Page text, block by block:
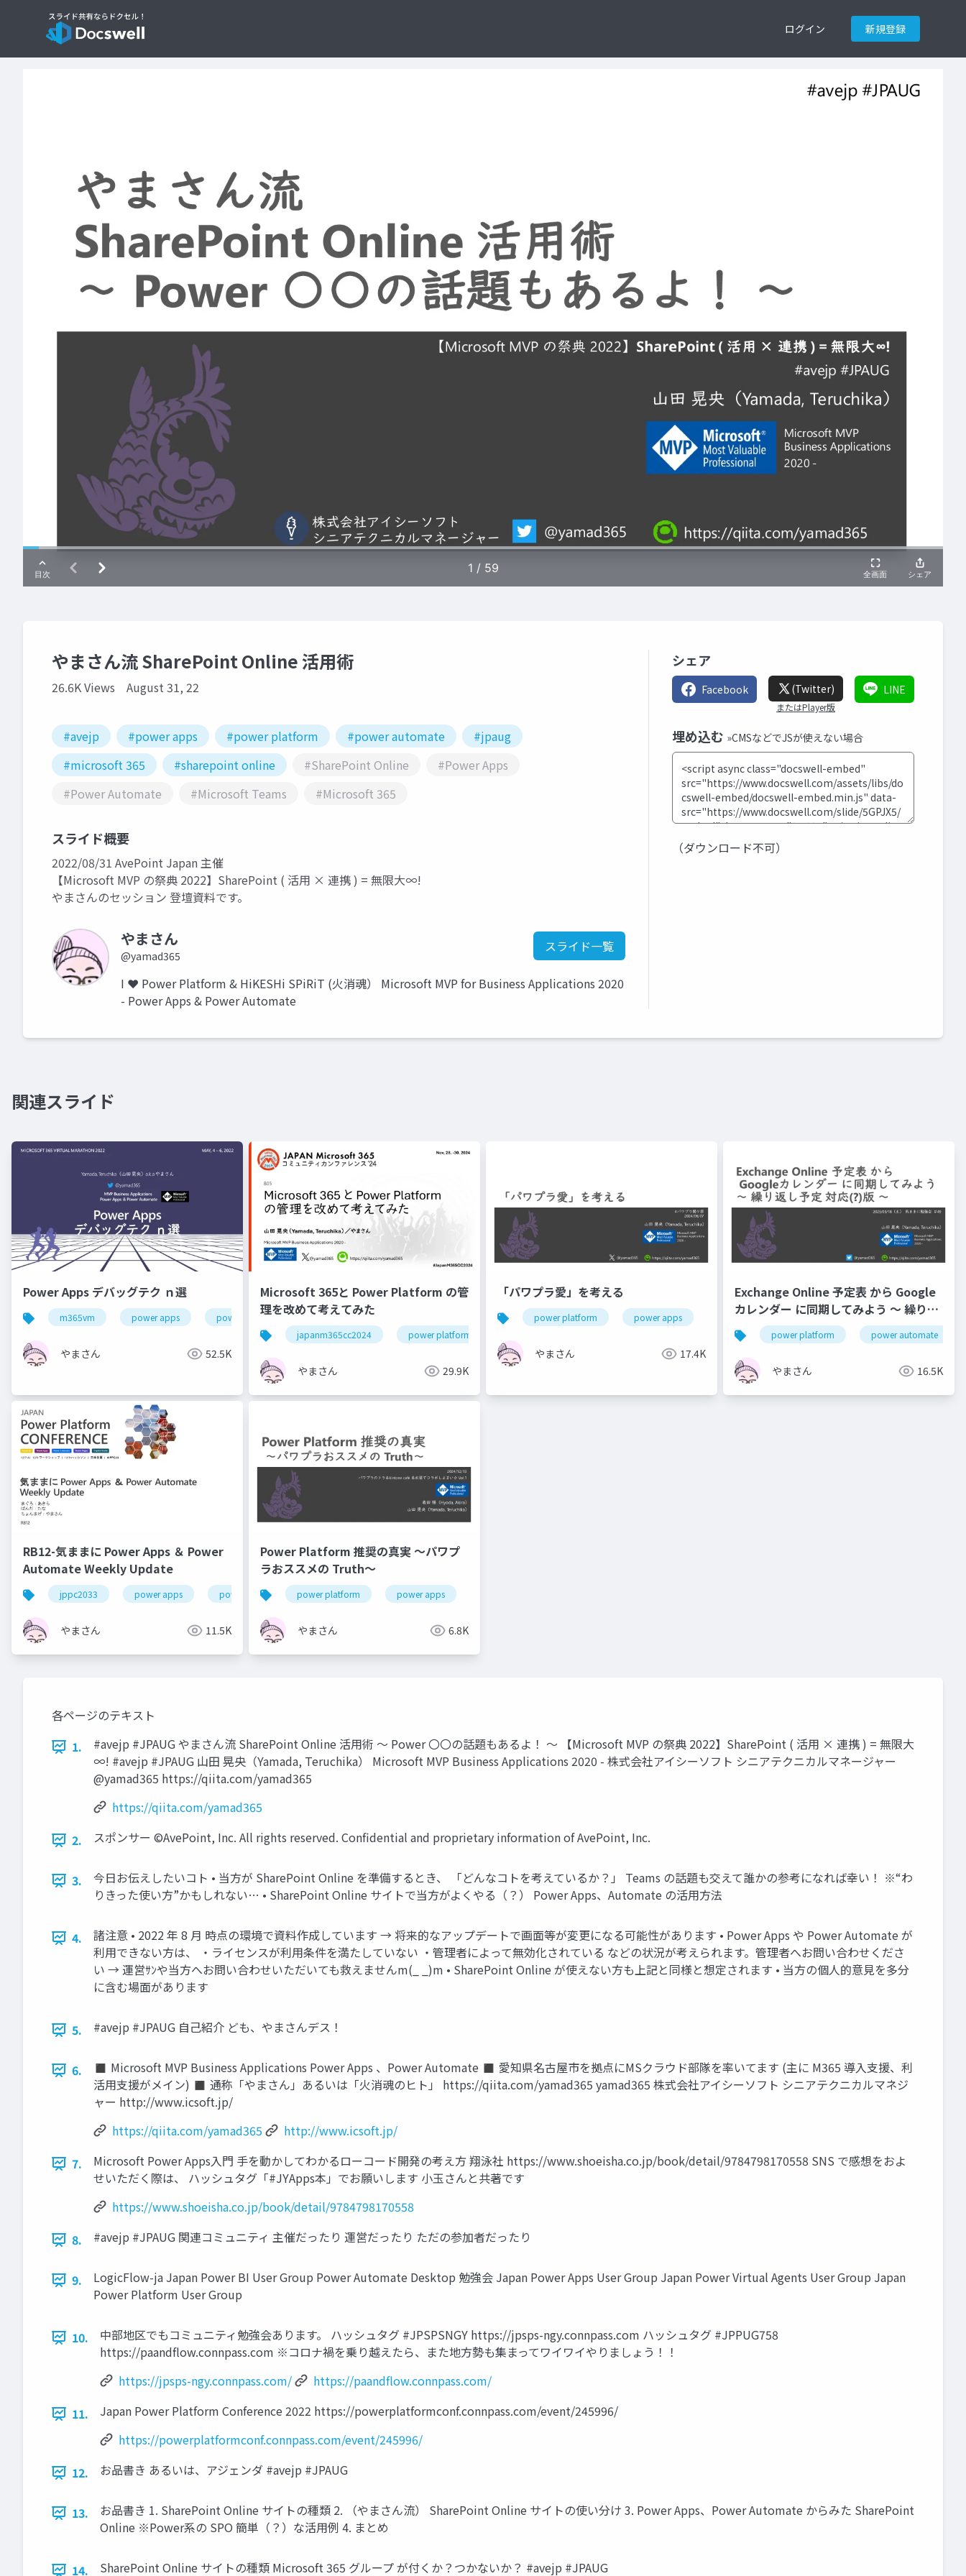
ログイン 新規登録
やまさん流 SharePoint Online 活用術
26.6K Views August 31, 22
#avejp #power apps #power platform #power automate
#jpaug
#microsoft 365
#sharepoint online #SharePoint Online
#Power Apps
#Power Automate
#Microsoft Teams #Microsoft 365
スライド概要
2022/08/31 AvePoint Japan 主催
【Microsoft MVP の祭典 2022】SharePoint ( 活用 × 連携 ) = 無限大∞!
やまさんのセッション 登壇資料です。
やまさん
@yamad365
スライド一覧
I ❤ Power Platform & HiKESHi SPiRiT (火消魂） Microsoft MVP for Business Applications 2020
- Power Apps & Power Automate
シェア
Facebook (Twitter)
またはPlayer版
LINE
埋め込む »CMSなどでJSが使えない場合
（ダウンロード不可）
関連スライド
Power Apps デバッグテク ｎ選
m365vm power apps power platform japanesea
やまさん 52.5K
Microsoft 365と Power Platform の管
理を改めて考えてみた
japanm365cc2024 power platform microsoft 365
やまさん 29.9K
「パワプラ愛」を考える
power platform power apps power automate power bi copilot studio
やまさん 17.4K
Exchange Online 予定表 から Google
カレンダー に同期してみよう ～ 繰り返
し予定 対応(?)版 ～
power platform power automate
やまさん 16.5K
RB12-気ままに Power Apps ＆ Power
Automate Weekly Update
jppc2033 power apps power platform power automate
やまさん 11.5K
Power Platform 推奨の真実 ～パワプ
ラおススメの Truth～
power platform power apps
やまさん 6.8K
各ページのテキスト
1.
#avejp #JPAUG やまさん流 SharePoint Online 活用術 ～ Power 〇〇の話題もあるよ！ ～ 【Microsoft MVP の祭典 2022】SharePoint ( 活用 × 連携 ) = 無限大
∞! #avejp #JPAUG 山田 晃央（Yamada, Teruchika） Microsoft MVP Business Applications 2020 - 株式会社アイシーソフト シニアテクニカルマネージャー
@yamad365 https://qiita.com/yamad365
https://qiita.com/yamad365
2.
スポンサー ©AvePoint, Inc. All rights reserved. Confidential and proprietary information of AvePoint, Inc.
3.
今日お伝えしたいコト • 当方が SharePoint Online を準備するとき、 「どんなコトを考えているか？」 Teams の話題も交えて誰かの参考になれば幸い！ ※“わ
りきった使い方”かもしれない… • SharePoint Online サイトで当方がよくやる（？） Power Apps、Automate の活用方法
4.
諸注意 • 2022 年 8 月 時点の環境で資料作成しています → 将来的なアップデートで画面等が変更になる可能性があります • Power Apps や Power Automate が
利用できない方は、 ・ライセンスが利用条件を満たしていない ・管理者によって無効化されている などの状況が考えられます。管理者へお問い合わせくださ
い → 運営ｻﾝや当方へお問い合わせいただいても救えませんm(_ _)m • SharePoint Online が使えない方も上記と同様と想定されます • 当方の個人的意見を多分
に含む場面があります
5. #avejp #JPAUG 自己紹介 ども、やまさんデス！
6.
◼ Microsoft MVP Business Applications Power Apps 、Power Automate ◼ 愛知県名古屋市を拠点にMSクラウド部隊を率いてます (主に M365 導入支援、利
活用支援がメイン) ◼ 通称「やまさん」あるいは「火消魂のヒト」 https://qiita.com/yamad365 yamad365 株式会社アイシーソフト シニアテクニカルマネジ
ャー http://www.icsoft.jp/
https://qiita.com/yamad365
http://www.icsoft.jp/
7.
Microsoft Power Apps入門 手を動かしてわかるローコード開発の考え方 翔泳社 https://www.shoeisha.co.jp/book/detail/9784798170558 SNS で感想をおよ
せいただく際は、 ハッシュタグ「#JYApps本」でお願いします 小玉さんと共著です
https://www.shoeisha.co.jp/book/detail/9784798170558
8.
#avejp #JPAUG 関連コミュニティ 主催だったり 運営だったり ただの参加者だったり
9.
LogicFlow-ja Japan Power BI User Group Power Automate Desktop 勉強会 Japan Power Apps User Group Japan Power Virtual Agents User Group Japan
Power Platform User Group
10.
中部地区でもコミュニティ勉強会あります。 ハッシュタグ #JPSPSNGY https://jpsps-ngy.connpass.com ハッシュタグ #JPPUG758
https://paandflow.connpass.com ※コロナ禍を乗り越えたら、また地方勢も集まってワイワイやりましょう！！
https://jpsps-ngy.connpass.com/
https://paandflow.connpass.com/
11.
Japan Power Platform Conference 2022 https://powerplatformconf.connpass.com/event/245996/
https://powerplatformconf.connpass.com/event/245996/
12.
お品書き あるいは、アジェンダ #avejp #JPAUG
13.
お品書き 1. SharePoint Online サイトの種類 2. （やまさん流） SharePoint Online サイトの使い分け 3. Power Apps、Power Automate からみた SharePoint
Online ※Power系の SPO 簡単（？）な活用例 4. まとめ
14. SharePoint Online サイトの種類 Microsoft 365 グループ が付くか？つかないか？ #avejp #JPAUG